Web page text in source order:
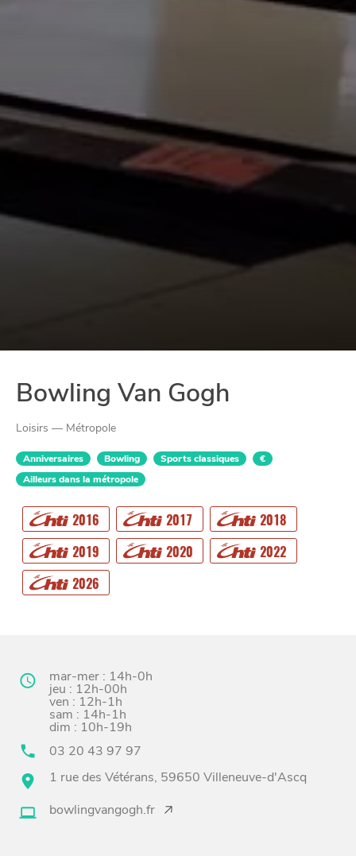
Bowling Van Gogh
Loisirs — Métropole
Anniversaires Bowling Sports classiques
€
Ailleurs dans la métropole
2016 2017
2018
2019
2020
2022
2026
mar-mer : 14h-0h
jeu : 12h-00h
ven : 12h-1h
sam : 14h-1h
dim : 10h-19h
03 20 43 97 97
1 rue des Vétérans, 59650 Villeneuve-d'Ascq
bowlingvangogh.fr
CHTITE
BONS PLANS ET ADRESSES
À